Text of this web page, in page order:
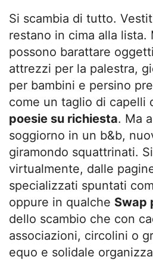
Si scambia di tutto.
restano in cima alla lista.
possono barattare
attrezzi per la palestra,
per bambini e persino
come un taglio di capelli
poesie su richiesta. Ma
soggiorno in un b&b,
giramondo squattrinati.
virtualmente, dalle
specializzati spuntati
oppure in qualche Swap
dello scambio che con
associazioni, circolini o
equo e solidale